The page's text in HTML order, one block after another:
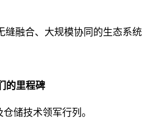
融合、大规模协同的生态系
的里程碑
储技术领军行列。